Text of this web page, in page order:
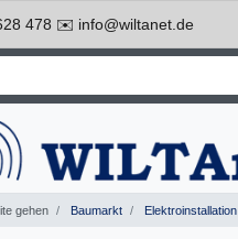
478 ✉️ info@wiltanet.de
gehen Baumarkt Elektroinstallation